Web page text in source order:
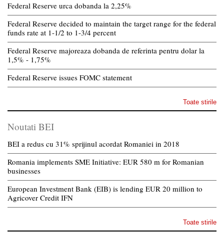
Federal Reserve urca dobanda la 2,25%
Federal Reserve decided to maintain the target range for the federal
funds rate at 1-1/2 to 1-3/4 percent
Federal Reserve majoreaza dobanda de referinta pentru dolar la
1,5% - 1,75%
Federal Reserve issues FOMC statement
Toate stirile
Noutati BEI
BEI a redus cu 31% sprijinul acordat Romaniei in 2018
Romania implements SME Initiative: EUR 580 m for Romanian
businesses
European Investment Bank (EIB) is lending EUR 20 million to
Agricover Credit IFN
Toate stirile